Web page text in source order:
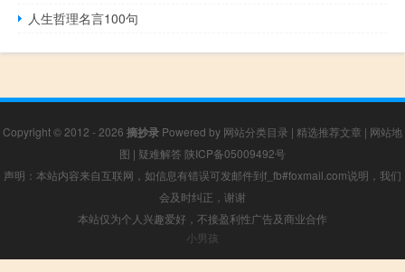
人生哲理名言100句
Copyright © 2012 - 2026 摘抄录 Powered by 网站分类目录 | 精选推荐文章 | 网站地
图 | 疑难解答 陕ICP备05009492号
声明：本站内容来自互联网，如信息有错误可发邮件到f_fb#foxmail.com说明，我们
会及时纠正，谢谢
本站仅为个人兴趣爱好，不接盈利性广告及商业合作
小男孩